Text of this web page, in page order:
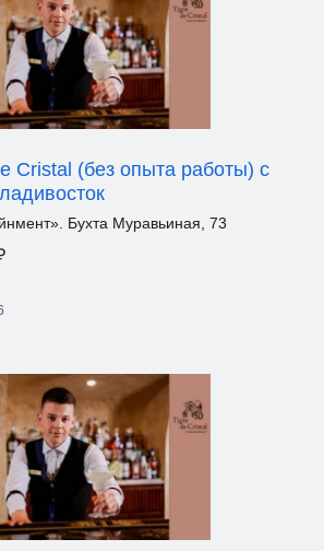
Cristal (без опыта работы) c
Бухта Муравьиная, 73